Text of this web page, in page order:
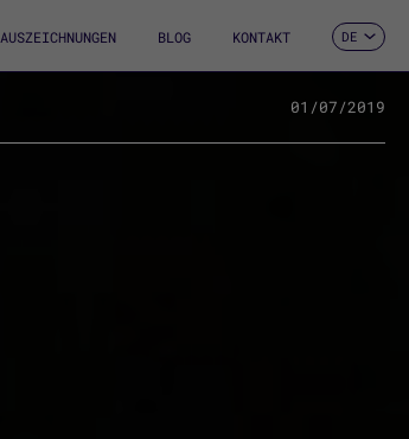
AUSZEICHNUNGEN BLOG KONTAKT
EN
DE
IT
01/07/2019